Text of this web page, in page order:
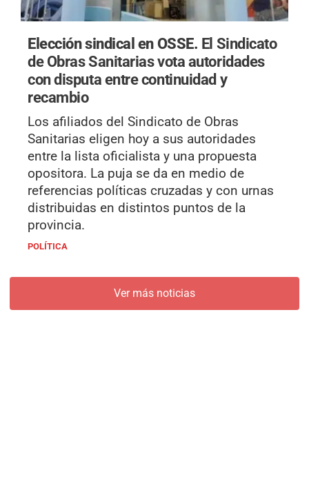
Elección sindical en OSSE. El Sindicato
de Obras Sanitarias vota autoridades
con disputa entre continuidad y
recambio
Los afiliados del Sindicato de Obras
Sanitarias eligen hoy a sus autoridades
entre la lista oficialista y una propuesta
opositora. La puja se da en medio de
referencias políticas cruzadas y con urnas
distribuidas en distintos puntos de la
provincia.
POLÍTICA
Ver más noticias